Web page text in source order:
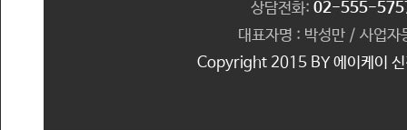
상담전화: 02-555-
대표자명 : 박성만 / 사업
Copyright 2015 BY 에이케이